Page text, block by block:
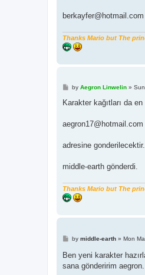
Thanks Mario but The
P
s
by Aegron Linwelin»
Karakter kağıtları da
aegron17@hotmail.com
adresine
middle-earth gönderdi.
Thanks Mario but The
P
t
by middle-earth» Mon
Ben yeni karakter
sana gönderirim